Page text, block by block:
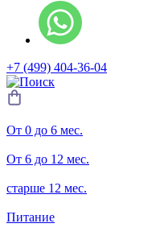
+7 (499) 404-36-04
От 0 до 6 мес.
От 6 до 12 мес.
старше 12 мес.
Питание